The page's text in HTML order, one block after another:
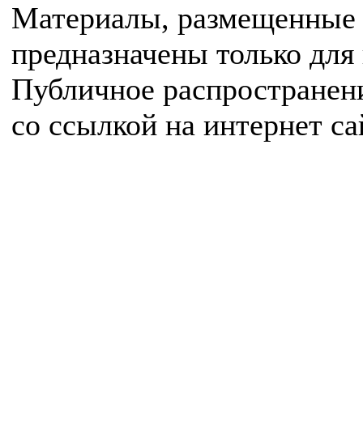
Материалы, размещенные
предназначены только
Публичное
со ссылкой на интернет